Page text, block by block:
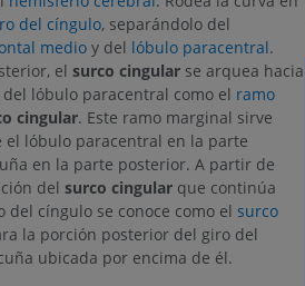
del cíngulo, separándolo del
medioy del lóbulo paracentral.
el surco cingularse arquea hacia
lóbulo paracentral como el ramo
cingular. Este ramo marginal sirve
el lóbulo paracentral en la parte
en la parte posterior. A partir de
del surco cingularque continúa
cíngulo se conoce como el surco
la porción posterior del giro del
ubicada por encima de él.